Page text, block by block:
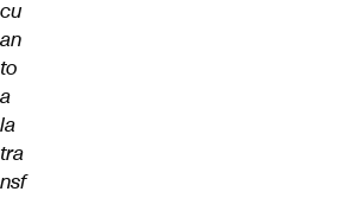
cu
an
to
a
la
tra
nsf